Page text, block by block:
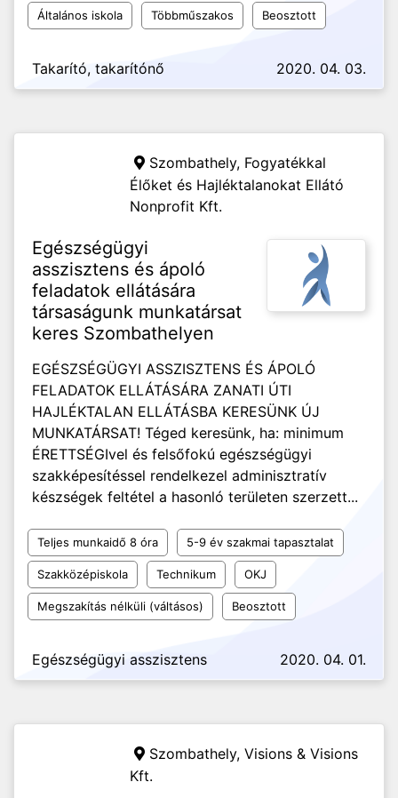
Általános iskola Többműszakos Beosztott
Takarító, takarítónő 2020. 04. 03.
Szombathely, Fogyatékkal
Élőket és Hajléktalanokat Ellátó
Nonprofit Kft.
Egészségügyi
asszisztens és ápoló
feladatok ellátására
társaságunk munkatársat
keres Szombathelyen
EGÉSZSÉGÜGYI ASSZISZTENS ÉS ÁPOLÓ
FELADATOK ELLÁTÁSÁRA ZANATI ÚTI
HAJLÉKTALAN ELLÁTÁSBA KERESÜNK ÚJ
MUNKATÁRSAT! Téged keresünk, ha: minimum
ÉRETTSÉGIvel és felsőfokú egészségügyi
szakképesítéssel rendelkezel adminisztratív
készségek feltétel a hasonló területen szerzett...
Teljes munkaidő 8 óra 5-9 év szakmai tapasztalat
Szakközépiskola Technikum OKJ
Megszakítás nélküli (váltásos) Beosztott
Egészségügyi asszisztens 2020. 04. 01.
Szombathely, Visions & Visions
Kft.